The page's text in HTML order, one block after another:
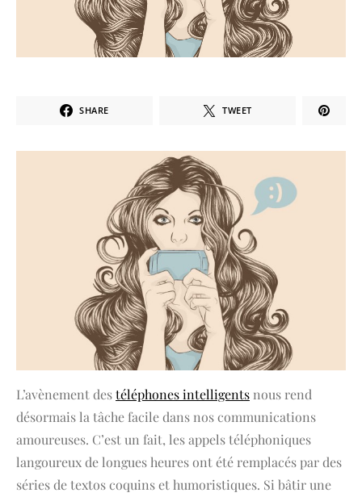
SHARE TWEET
L’avènement destéléphones intelligents nous rend
désormais la tâche facile dans nos communications
amoureuses. C’est un fait, les appels téléphoniques
langoureux de longues heures ont été remplacés par des
séries de textos coquins et humoristiques. Si bâtir une